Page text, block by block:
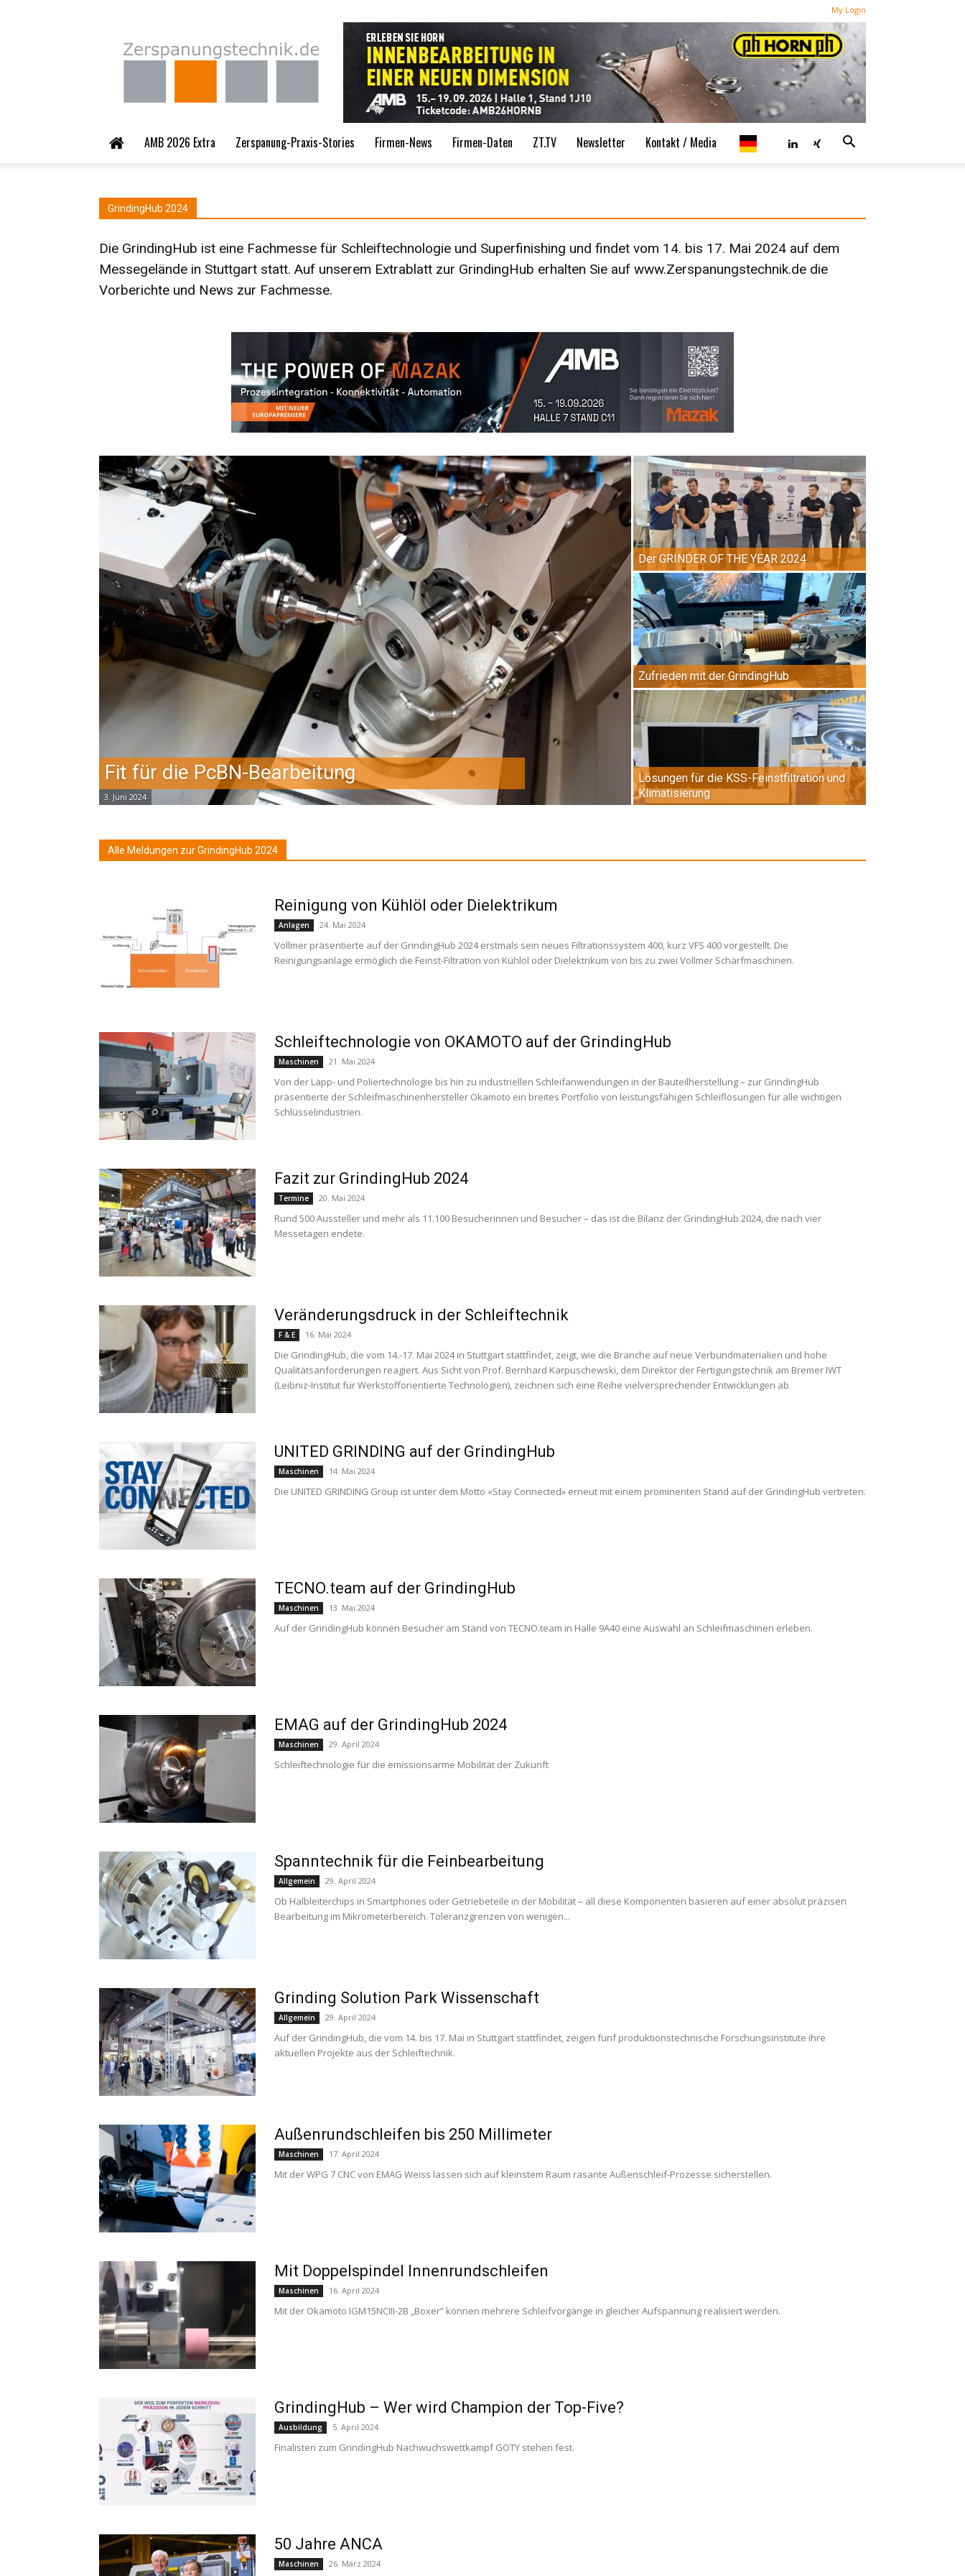
My Login
Zerspanungstechnik.de
AMB 2026 Extra Zerspanung-Praxis-Stories Firmen-News Firmen-Daten ZT.TV Newsletter Kontakt / Media
GrindingHub 2024
Die GrindingHub ist eine Fachmesse für Schleiftechnologie und Superfinishing und findet vom 14. bis 17. Mai 2024 auf dem
Messegelände in Stuttgart statt. Auf unserem Extrablatt zur GrindingHub erhalten Sie auf www.Zerspanungstechnik.de die
Vorberichte und News zur Fachmesse.
Fit für die PcBN-Bearbeitung
3. Juni 2024
Der GRINDER OF THE YEAR 2024
Zufrieden mit der GrindingHub
Lösungen für die KSS-Feinstfiltration und
Klimati­sierung
Alle Meldungen zur GrindingHub 2024
Reinigung von Kühlöl oder Dielektrikum
Anlagen 24. Mai 2024
Vollmer präsentierte auf der GrindingHub 2024 erstmals sein neues Filtrationssystem 400, kurz VFS 400 vorgestellt. Die
Reinigungsanlage ermöglich die Feinst-Filtration von Kühlöl oder Dielektrikum von bis zu zwei Vollmer Schärfmaschinen.
Schleiftechnologie von OKAMOTO auf der GrindingHub
Maschinen 21. Mai 2024
Von der Läpp- und Poliertechnologie bis hin zu industriellen Schleifanwendungen in der Bauteilherstellung – zur GrindingHub
präsentierte der Schleifmaschinenhersteller Okamoto ein breites Portfolio von leistungsfähigen Schleiflösungen für alle wichtigen
Schlüsselindustrien.
Fazit zur GrindingHub 2024
Termine 20. Mai 2024
Rund 500 Aussteller und mehr als 11.100 Besucherinnen und Besucher – das ist die Bilanz der GrindingHub 2024, die nach vier
Messetagen endete.
Veränderungsdruck in der Schleiftechnik
F & E 16. Mai 2024
Die GrindingHub, die vom 14.-17. Mai 2024 in Stuttgart stattfindet, zeigt, wie die Branche auf neue Verbundmaterialien und hohe
Qualitätsanforderungen reagiert. Aus Sicht von Prof. Bernhard Karpuschewski, dem Direktor der Fertigungstechnik am Bremer IWT
(Leibniz-Institut für Werkstofforientierte Technologien), zeichnen sich eine Reihe vielversprechender Entwicklungen ab.
UNITED GRINDING auf der GrindingHub
Maschinen 14. Mai 2024
Die UNITED GRINDING Group ist unter dem Motto «Stay Connected» erneut mit einem prominenten Stand auf der GrindingHub vertreten.
TECNO.team auf der GrindingHub
Maschinen 13. Mai 2024
Auf der GrindingHub können Besucher am Stand von TECNO.team in Halle 9A40 eine Auswahl an Schleifmaschinen erleben.
EMAG auf der GrindingHub 2024
Maschinen 29. April 2024
Schleiftechnologie für die emissionsarme Mobilität der Zukunft
Spanntechnik für die Feinbearbeitung
Allgemein 29. April 2024
Ob Halbleiterchips in Smartphones oder Getriebeteile in der Mobilität – all diese Komponenten basieren auf einer absolut präzisen
Bearbeitung im Mikrometerbereich. Toleranzgrenzen von wenigen...
Grinding Solution Park Wissenschaft
Allgemein 29. April 2024
Auf der GrindingHub, die vom 14. bis 17. Mai in Stuttgart stattfindet, zeigen fünf produktionstechnische Forschungsinstitute ihre
aktuellen Projekte aus der Schleiftechnik.
Außenrundschleifen bis 250 Millimeter
Maschinen 17. April 2024
Mit der WPG 7 CNC von EMAG Weiss lassen sich auf kleinstem Raum rasante Außenschleif-Prozesse sicherstellen.
Mit Doppelspindel Innenrundschleifen
Maschinen 16. April 2024
Mit der Okamoto IGM15NCIII-2B „Boxer“ können mehrere Schleifvorgänge in gleicher Aufspannung realisiert werden.
GrindingHub – Wer wird Champion der Top-Five?
Ausbildung 5. April 2024
Finalisten zum GrindingHub Nachwuchswettkampf GOTY stehen fest.
50 Jahre ANCA
Maschinen 26. März 2024